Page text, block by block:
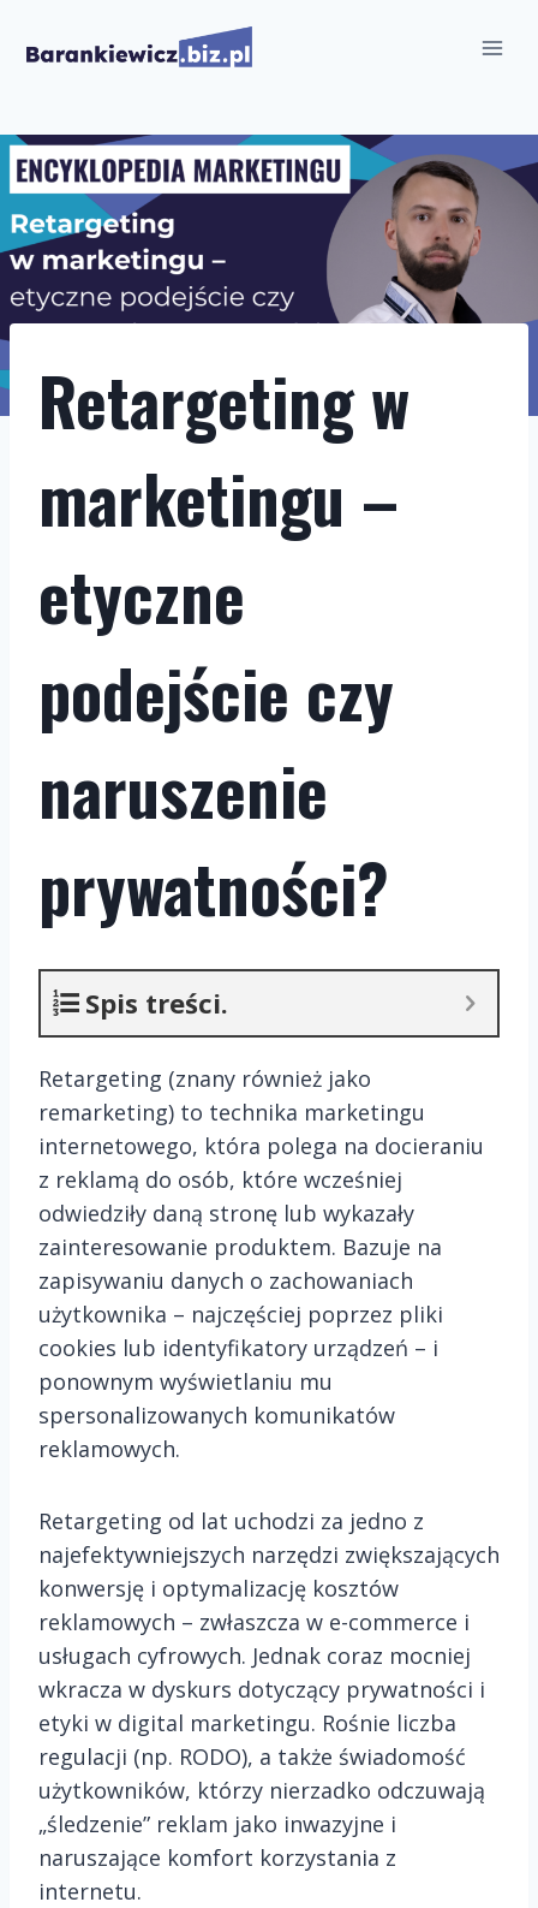
Retargeting w
marketingu –
etyczne
podejście czy
naruszenie
prywatności?
Spis treści.
Retargeting (znany również jako
remarketing) to technika marketingu
internetowego, która polega na docieraniu
z reklamą do osób, które wcześniej
odwiedziły daną stronę lub wykazały
zainteresowanie produktem. Bazuje na
zapisywaniu danych o zachowaniach
użytkownika – najczęściej poprzez pliki
cookies lub identyfikatory urządzeń – i
ponownym wyświetlaniu mu
spersonalizowanych komunikatów
reklamowych.
Retargeting od lat uchodzi za jedno z
najefektywniejszych narzędzi zwiększających
konwersję i optymalizację kosztów
reklamowych – zwłaszcza w e-commerce i
usługach cyfrowych. Jednak coraz mocniej
wkracza w dyskurs dotyczący prywatności i
etyki w digital marketingu. Rośnie liczba
regulacji (np. RODO), a także świadomość
użytkowników, którzy nierzadko odczuwają
„śledzenie” reklam jako inwazyjne i
naruszające komfort korzystania z
internetu.